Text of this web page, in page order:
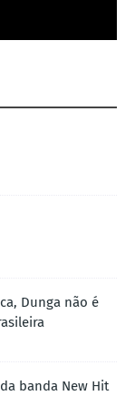
Dunga não é
banda New Hit